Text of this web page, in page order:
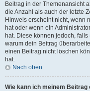
Beitrag in der Themenansicht
die Anzahl als auch der letzte
Hinweis erscheint nicht, wenn
hat oder wenn ein
hat. Diese können jedoch,
warum dein Beitrag
einen Beitrag nicht löschen
hat.
Nach oben
Wie kann ich meinem Beitrag